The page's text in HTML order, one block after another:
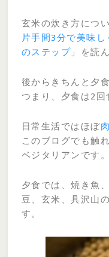
玄米の炊き方につ
片手間3分で美味
のステップ 」を読
後からきちんと夕
つまり、夕食は2回
日常生活ではほぼ
このブログでも触
ベジタリアンです。
夕食では、焼き魚
豆、玄米、具沢山
す。